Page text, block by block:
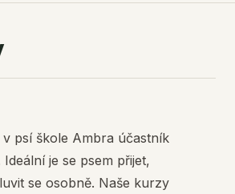
v psí škole Ambra účastník
je se psem přijet,
se osobně. Naše kurzy